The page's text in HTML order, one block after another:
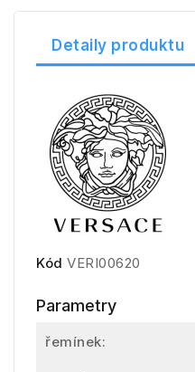
Detaily produktu
Kód VERI00620
Parametry
řemínek: